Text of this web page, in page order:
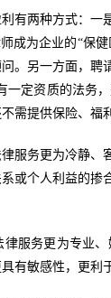
有两种方式：
成为企业的“保
。另一方面，
一定资质的法务
需提供保险、福
服务更为冷静
或个人利益的
服务更为专业
有敏感性，更利